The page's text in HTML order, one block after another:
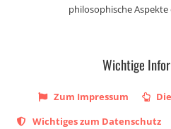
philosophische
Wichtige
Zum Impressum
Wichtiges zum Datenschutz